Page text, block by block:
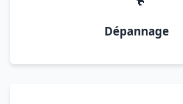
Dépannage